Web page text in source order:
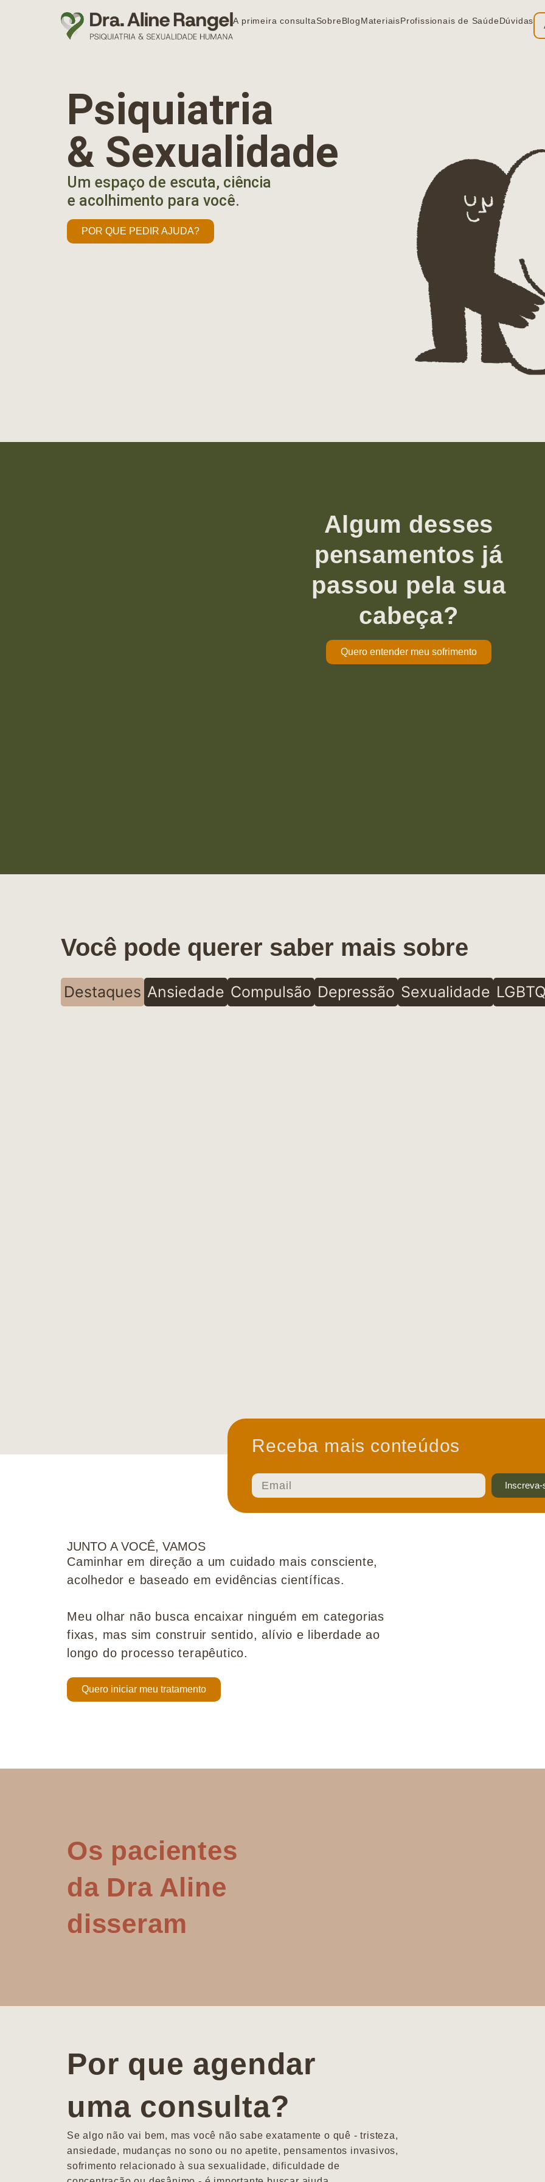
A primeira consultaSobreBlogMateriaisProfissionais de SaúdeDúvidas
Psiquiatria
& Sexualidade
Um espaço de escuta, ciência
e acolhimento para você.
POR QUE PEDIR AJUDA?
Algum desses
pensamentos já
passou pela sua
cabeça?
Quero entender meu sofrimento
Você pode querer saber mais sobre
Destaques Ansiedade Compulsão Depressão Sexualidade
Receba mais conteúdos
Inscreva-
JUNTO A VOCÊ, VAMOS
Caminhar em direção a um cuidado mais consciente,
acolhedor e baseado em evidências científicas.
Meu olhar não busca encaixar ninguém em categorias
fixas, mas sim construir sentido, alívio e liberdade ao
longo do processo terapêutico.
Quero iniciar meu tratamento
Os pacientes
da Dra Aline
disseram
Por que agendar
uma consulta?
Se algo não vai bem, mas você não sabe exatamente o quê - tristeza,
ansiedade, mudanças no sono ou no apetite, pensamentos invasivos,
sofrimento relacionado à sua sexualidade, dificuldade de